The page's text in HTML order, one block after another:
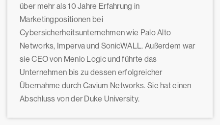
über mehr als 10 Jahre Erfahrung in
Marketingpositionen bei
Cybersicherheitsunternehmen wie Palo Alto
Networks, Imperva und SonicWALL. Außerdem war
sie CEO von Menlo Logic und führte das
Unternehmen bis zu dessen erfolgreicher
Übernahme durch Cavium Networks. Sie hat einen
Abschluss von der Duke University.